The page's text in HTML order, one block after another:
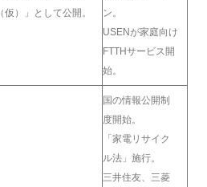
（仮）」として公開。
ン。
USENが家庭向け
FTTHサービス開
始。
国の情報公開制
度開始。
「家電リサイク
ル法」施行。
三井住友、三菱